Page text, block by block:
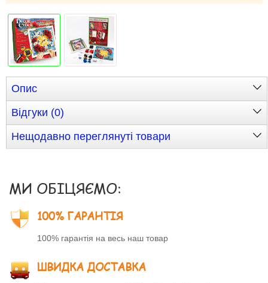
Опис
Відгуки (0)
Нещодавно переглянуті товари
МИ ОБІЦЯЄМО:
100% ГАРАНТІЯ
100% гарантія на весь наш товар
ШВИДКА ДОСТАВКА